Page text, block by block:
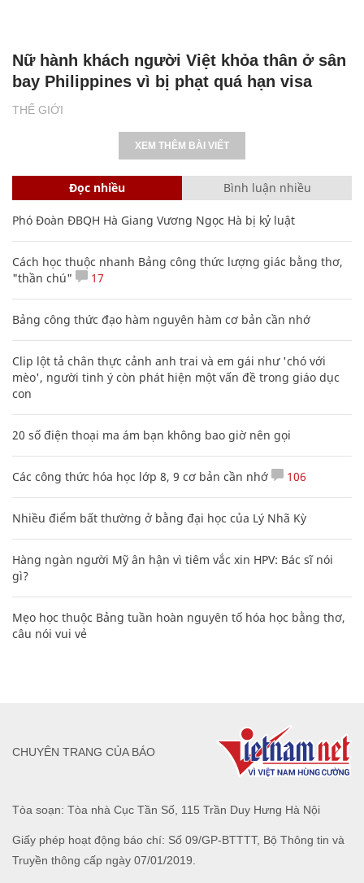
THẾ GIỚI
Nữ hành khách người Việt khỏa thân ở sân
bay Philippines vì bị phạt quá hạn visa
XEM THÊM BÀI VIẾT
Đọc nhiều Bình luận nhiều
Phó Đoàn ĐBQH Hà Giang Vương Ngọc Hà bị kỷ luật
Cách học thuộc nhanh Bảng công thức lượng giác bằng thơ,
"thần chú"
17
Bảng công thức đạo hàm nguyên hàm cơ bản cần nhớ
Clip lột tả chân thực cảnh anh trai và em gái như 'chó với
mèo', người tinh ý còn phát hiện một vấn đề trong giáo dục
con
20 số điện thoại ma ám bạn không bao giờ nên gọi
Các công thức hóa học lớp 8, 9 cơ bản cần nhớ 106
Nhiều điểm bất thường ở bằng đại học của Lý Nhã Kỳ
Hàng ngàn người Mỹ ân hận vì tiêm vắc xin HPV: Bác sĩ nói
gì?
Mẹo học thuộc Bảng tuần hoàn nguyên tố hóa học bằng thơ,
câu nói vui vẻ
Tòa soạn: Tòa nhà Cục Tần Số, 115 Trần Duy Hưng Hà Nội
Giấy phép hoạt động báo chí: Số 09/GP-BTTTT, Bộ Thông tin và
Truyền thông cấp ngày 07/01/2019.
CHUYÊN TRANG CỦA BÁO